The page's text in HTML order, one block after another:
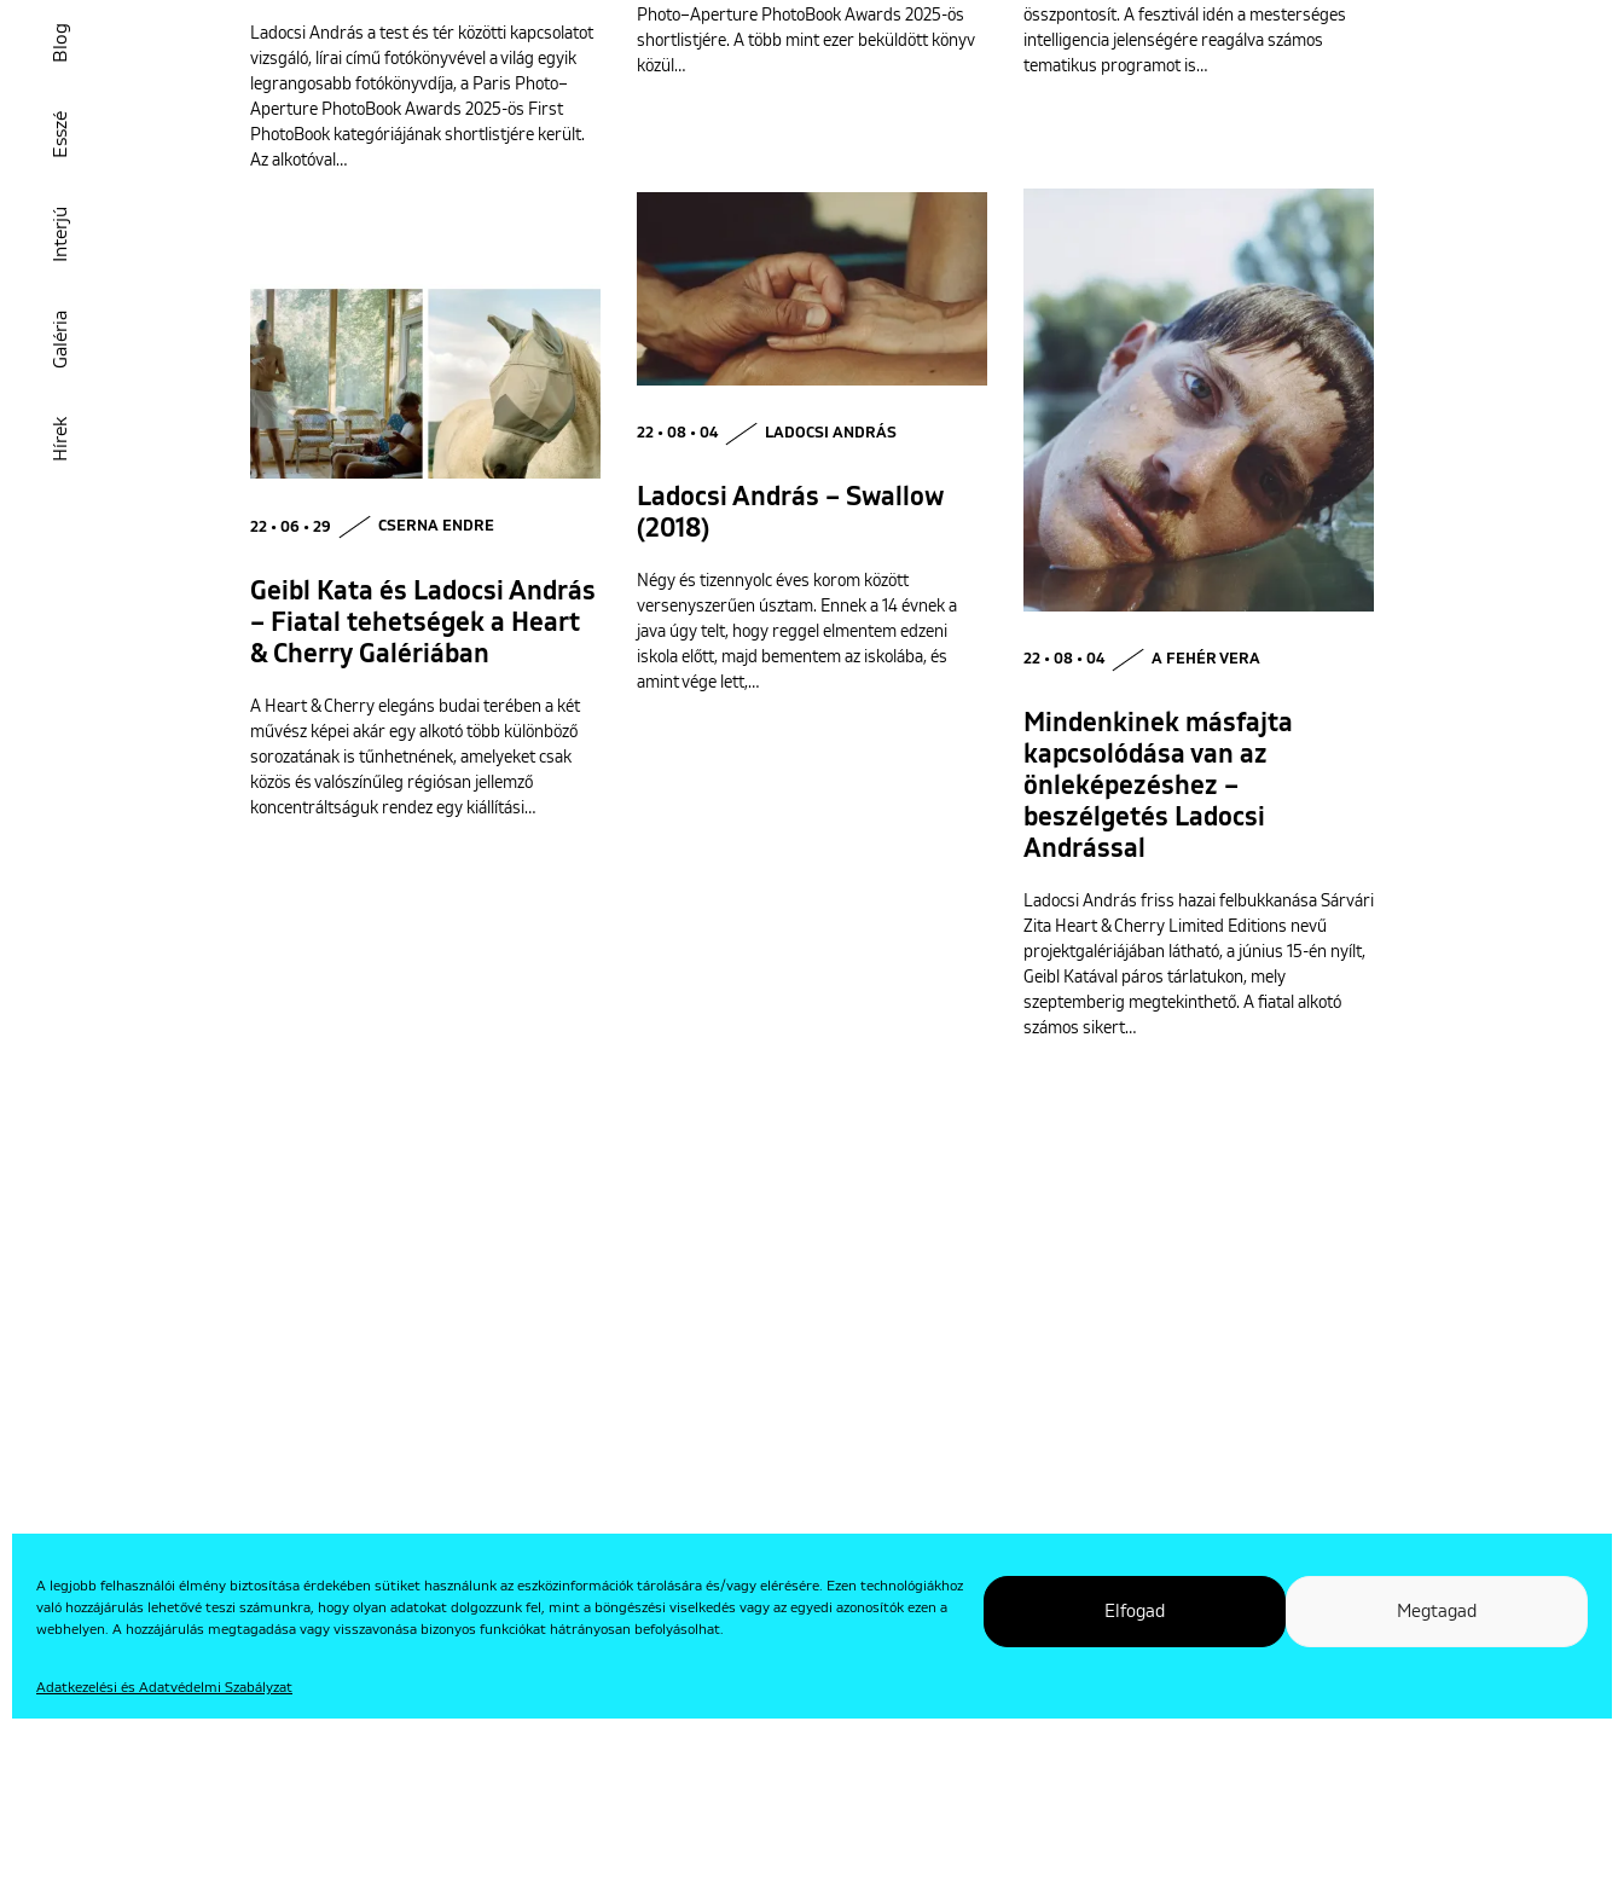
A legjobb felhasználói élmény biztosítása érdekében sütiket használunk az eszközinformációk tárolására és/vagy elérésére. Ezen technológiákhoz
való hozzájárulás lehetővé teszi számunkra, hogy olyan adatokat dolgozzunk fel, mint a böngészési viselkedés vagy az egyedi azonosítók ezen a
webhelyen. A hozzájárulás megtagadása vagy visszavonása bizonyos funkciókat hátrányosan befolyásolhat.
Elfogad Megtagad
Adatkezelési és Adatvédelmi Szabályzat
Hírek
Galéria
Interjú
Esszé
Blog
EN
Ladocsi András a test és tér közötti kapcsolatot
vizsgáló, lírai című fotókönyvével a világ egyik
legrangosabb fotókönyvdíja, a Paris Photo–
Aperture PhotoBook Awards 2025-ös First
PhotoBook kategóriájának shortlistjére került.
Az alkotóval…
Photo–Aperture PhotoBook Awards 2025-ös
shortlistjére. A több mint ezer beküldött könyv
közül…
összpontosít. A fesztivál idén a mesterséges
intelligencia jelenségére reagálva számos
tematikus programot is…
22 • 08 • 04 LADOCSI ANDRÁS
Ladocsi András – Swallow
(2018)
Négy és tizennyolc éves korom között
versenyszerűen úsztam. Ennek a 14 évnek a
java úgy telt, hogy reggel elmentem edzeni
iskola előtt, majd bementem az iskolába, és
amint vége lett,…
22 • 08 • 04 A FEHÉR VERA
Mindenkinek másfajta
kapcsolódása van az
önleképezéshez –
beszélgetés Ladocsi
Andrással
Ladocsi András friss hazai felbukkanása Sárvári
Zita Heart & Cherry Limited Editions nevű
projektgalériájában látható, a június 15-én nyílt,
Geibl Katával páros tárlatukon, mely
szeptemberig megtekinthető. A fiatal alkotó
számos sikert…
22 • 06 • 29 CSERNA ENDRE
Geibl Kata és Ladocsi András
– Fiatal tehetségek a Heart
& Cherry Galériában
A Heart & Cherry elegáns budai terében a két
művész képei akár egy alkotó több különböző
sorozatának is tűnhetnének, amelyeket csak
közös és valószínűleg régiósan jellemző
koncentráltságuk rendez egy kiállítási…